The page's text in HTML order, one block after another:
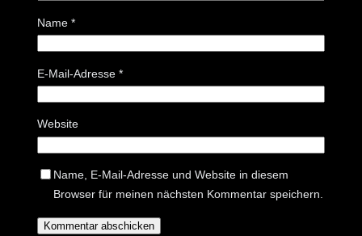
Name *
E-Mail-Adresse *
Website
Name, E-Mail-Adresse und Website in diesem
Browser für meinen nächsten Kommentar speichern.